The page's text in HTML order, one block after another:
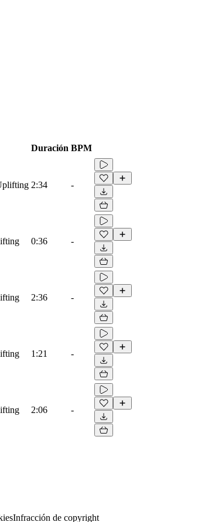
Duración BPM
2:34 -
0:36 -
2:36 -
1:21 -
2:06 -
Infracción de copyright